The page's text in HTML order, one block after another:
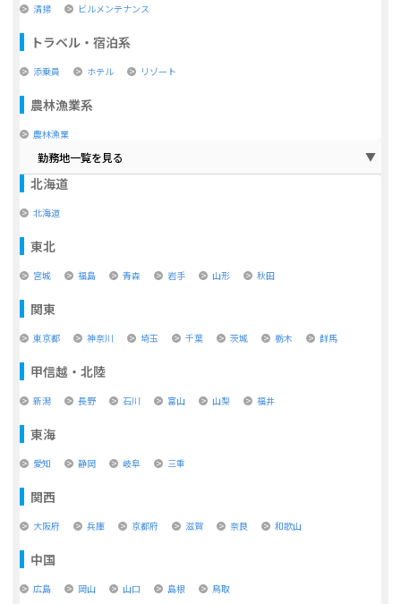
清掃 ビルメンテナンス
トラベル・宿泊系
添乗員 ホテル リゾート
農林漁業系
農林漁業
勤務地一覧を見る
北海道
北海道
東北
宮城 福島 青森 岩手 山形 秋田
関東
東京都 神奈川 埼玉 千葉 茨城 栃木 群馬
甲信越・北陸
新潟 長野 石川 富山 山梨 福井
東海
愛知 静岡 岐阜 三重
関西
大阪府 兵庫 京都府 滋賀 奈良 和歌山
中国
広島 岡山 山口 島根 鳥取